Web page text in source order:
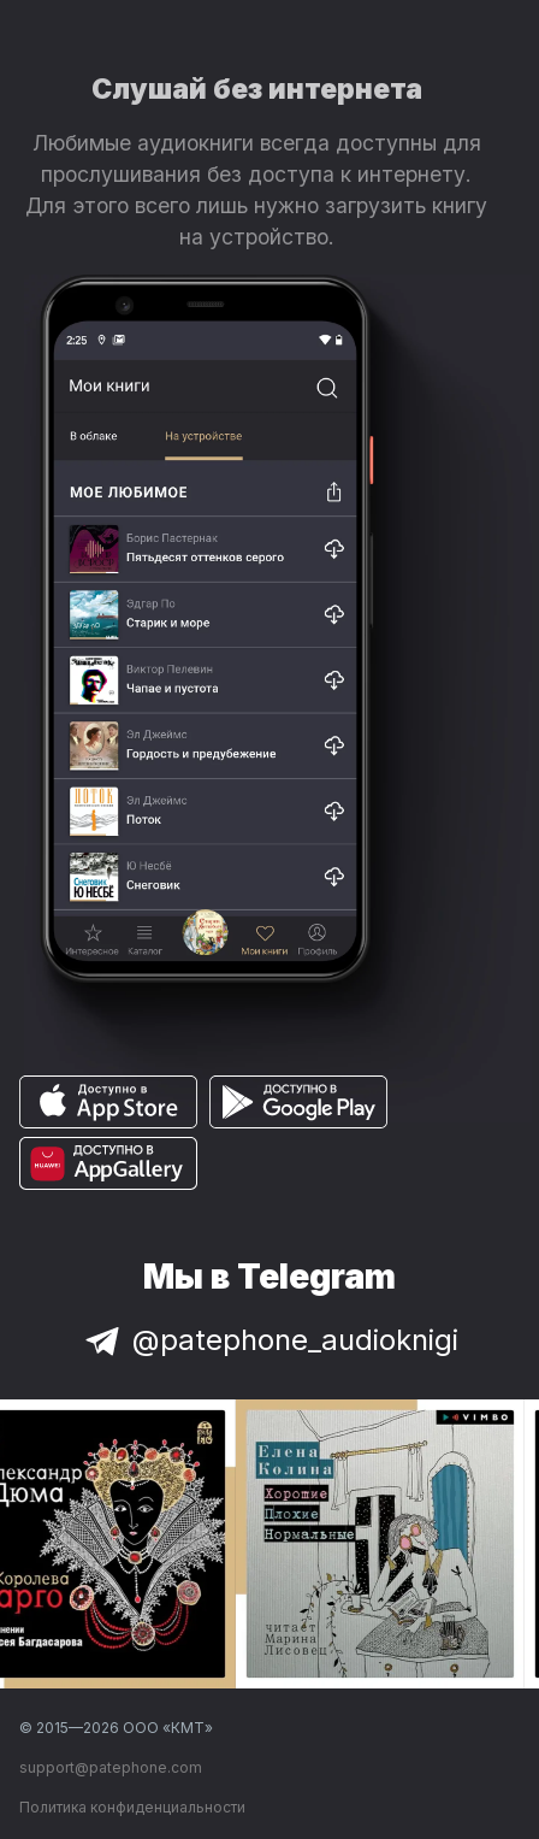
Слушай без интернета
Любимые аудиокниги всегда доступны для
прослушивания без доступа к интернету.
Для этого всего лишь нужно загрузить книгу
на устройство.
Мы в Telegram
@patephone_audioknigi
© 2015—2026 ООО «КМТ»
support@patephone.com
Политика конфиденциальности